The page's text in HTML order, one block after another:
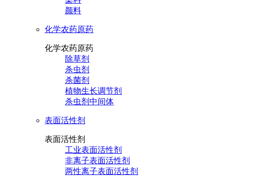
颜料
化学农药原药
化学农药原药
除草剂
杀虫剂
杀菌剂
植物生长调节剂
杀虫剂中间体
表面活性剂
表面活性剂
工业表面活性剂
非离子表面活性剂
两性离子表面活性剂